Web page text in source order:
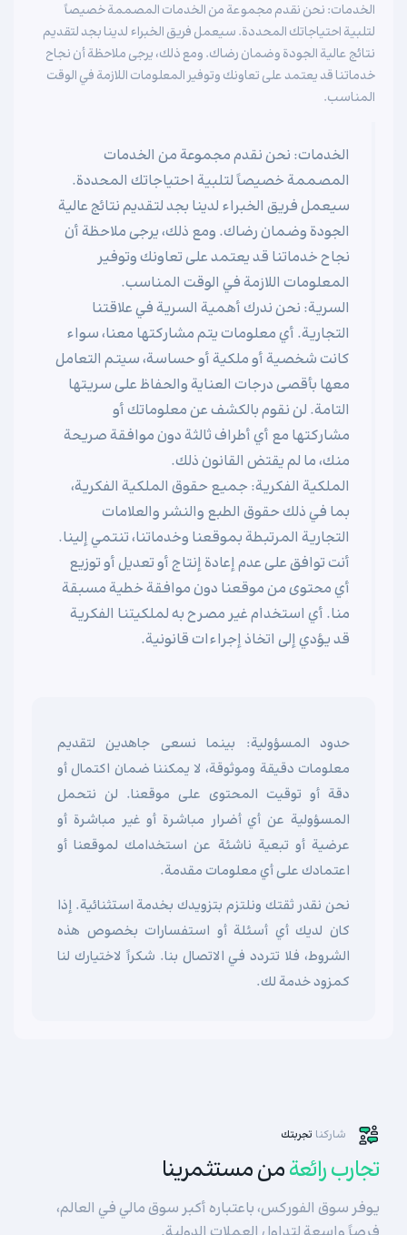
الخدمات: نحن نقدم مجموعة من الخدمات المصممة خصيصاً
لتلبية احتياجاتك المحددة. سيعمل فريق الخبراء لدينا بجد لتقديم
نتائج عالية الجودة وضمان رضاك. ومع ذلك، يرجى ملاحظة أن نجاح
خدماتنا قد يعتمد على تعاونك وتوفير المعلومات اللازمة في الوقت
المناسب.
الخدمات: نحن نقدم مجموعة من الخدمات
المصممة خصيصاً لتلبية احتياجاتك المحددة.
سيعمل فريق الخبراء لدينا بجد لتقديم نتائج عالية
الجودة وضمان رضاك. ومع ذلك، يرجى ملاحظة أن
نجاح خدماتنا قد يعتمد على تعاونك وتوفير
المعلومات اللازمة في الوقت المناسب.
السرية: نحن ندرك أهمية السرية في علاقتنا
التجارية. أي معلومات يتم مشاركتها معنا، سواء
كانت شخصية أو ملكية أو حساسة، سيتم التعامل
معها بأقصى درجات العناية والحفاظ على سريتها
التامة. لن نقوم بالكشف عن معلوماتك أو
مشاركتها مع أي أطراف ثالثة دون موافقة صريحة
منك، ما لم يقتض القانون ذلك.
الملكية الفكرية: جميع حقوق الملكية الفكرية،
بما في ذلك حقوق الطبع والنشر والعلامات
التجارية المرتبطة بموقعنا وخدماتنا، تنتمي إلينا.
أنت توافق على عدم إعادة إنتاج أو تعديل أو توزيع
أي محتوى من موقعنا دون موافقة خطية مسبقة
منا. أي استخدام غير مصرح به لملكيتنا الفكرية
قد يؤدي إلى اتخاذ إجراءات قانونية.
حدود المسؤولية: بينما نسعى جاهدين لتقديم
معلومات دقيقة وموثوقة، لا يمكننا ضمان اكتمال أو
دقة أو توقيت المحتوى على موقعنا. لن نتحمل
المسؤولية عن أي أضرار مباشرة أو غير مباشرة أو
عرضية أو تبعية ناشئة عن استخدامك لموقعنا أو
اعتمادك على أي معلومات مقدمة.
نحن نقدر ثقتك ونلتزم بتزويدك بخدمة استثنائية. إذا
كان لديك أي أسئلة أو استفسارات بخصوص هذه
الشروط، فلا تتردد في الاتصال بنا. شكراً لاختيارك لنا
كمزود خدمة لك.
شاركنا تجربتك
تجارب رائعةمن مستثمرينا
يوفر سوق الفوركس، باعتباره أكبر سوق مالي في العالم،